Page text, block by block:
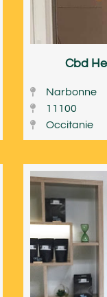
Cbd
Narbonne
11100
Occitanie